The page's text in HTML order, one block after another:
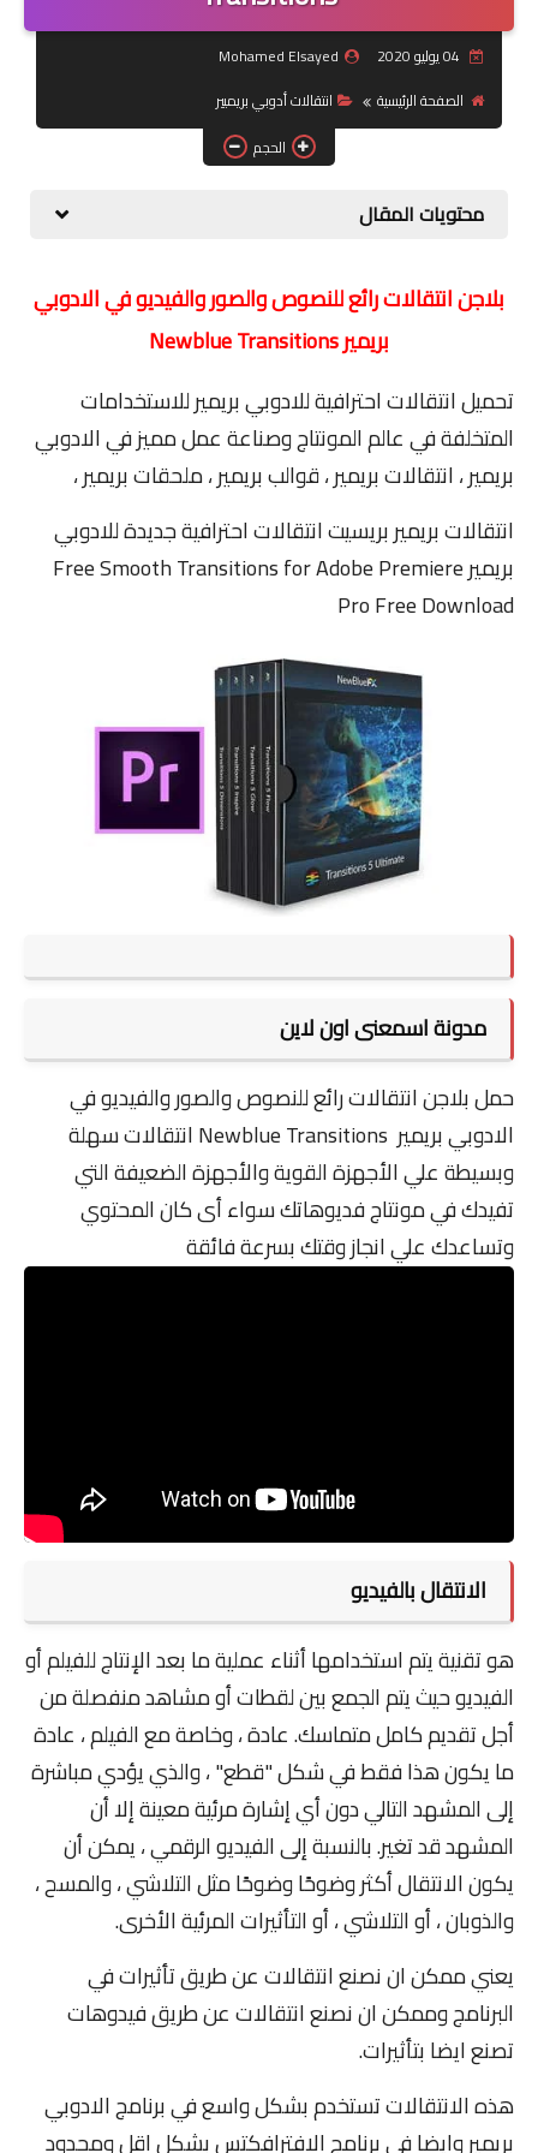
جرافيك
موبايل
كورسات
العناية بالصحة
قصص
رياضة
Mohamed Elsayed
الصفحة الرئيسية
انتقالات أدوبي بريميير
الحجم
محتويات المقال
بلاجن انتقالات رائع للنصوص والصور والفيديو في الادوبي
بريمير Newblue Transitions
تحميل انتقالات احترافية للادوبي بريمير للاستخدامات
المتخلفة في عالم المونتاج وصناعة عمل مميز في الادوبي
بريمير ، انتقالات بريمير ، قوالب بريمير ، ملحقات بريمير ،
انتقالات بريمير بريسيت انتقالات احترافية جديدة للادوبي
بريمير Free Smooth Transitions for Adobe Premiere
Pro Free Download
مدونة اسمعنى اون لاين
حمل بلاجن انتقالات رائع للنصوص والصور والفيديو في
الادوبي بريمير Newblue Transitions انتقالات سهلة
وبسيطة علي الأجهزة القوية والأجهزة الضعيفة التي
تفيدك في مونتاج فديوهاتك سواء أى كان المحتوي
وتساعدك علي انجاز وقتك بسرعة فائقة
الانتقال بالفيديو
هو تقنية يتم استخدامها أثناء عملية ما بعد الإنتاج للفيلم أو
الفيديو حيث يتم الجمع بين لقطات أو مشاهد منفصلة من
أجل تقديم كامل متماسك. عادة ، وخاصة مع الفيلم ، عادة
ما يكون هذا فقط في شكل "قطع" ، والذي يؤدي مباشرة
إلى المشهد التالي دون أي إشارة مرئية معينة إلا أن
المشهد قد تغير. بالنسبة إلى الفيديو الرقمي ، يمكن أن
يكون الانتقال أكثر وضوحًا وضوحًا مثل التلاشي ، والمسح ،
والذوبان ، أو التلاشي ، أو التأثيرات المرئية الأخرى.
يعني ممكن ان نصنع انتقالات عن طريق تأثيرات في
البرنامج وممكن ان نصنع انتقالات عن طريق فيدوهات
تصنع ايضا بتأثيرات.
هذه الانتقالات تستخدم بشكل واسع في برنامج الادوبي
بريمير وايضا في برنامج الافترافكتس بشكل اقل ومحدود